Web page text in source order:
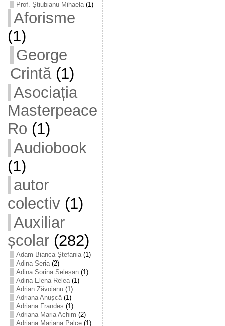
Prof. Știubianu Mihaela(1)
Aforisme
(1)
George
Crintă(1)
Asociația
Masterpeace
Ro (1)
Audiobook
(1)
autor
colectiv(1)
Auxiliar
școlar(282)
Adam Bianca Ștefania(1)
Adina Seria(2)
Adina Sorina Seleșan(1)
Adina-Elena Relea(1)
Adrian Zăvoianu(1)
Adriana Anușcă(1)
Adriana Frandeș (1)
Adriana Maria Achim (2)
Adriana Mariana Palce(1)